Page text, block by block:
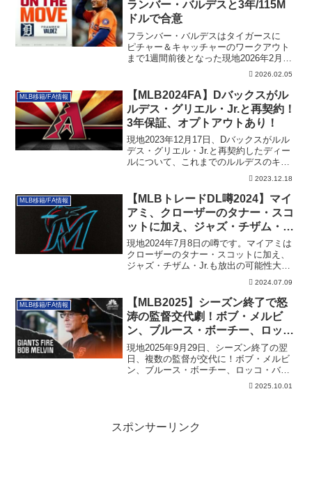
ランバー・バルデスと3年/115M
ドルで合意
フランバー・バルデスはタイガースに
ピチャー＆キャッチャーのワークアウト
まで1週間前後となった現地2026年2月4
2026.02.05
MLB移籍/FA情報
【MLB2024FA】Dバックスがル
ルデス・グリエル・Jr.と再契約！
3年保証、オプトアウトあり！
現地2023年12月17日、Dバックスがルル
デス・グリエル・Jr.と再契約したディー
ルについて、これまでのルルデスのキャ
リアとともに詳細を記載しています。
2023.12.18
MLB移籍/FA情報
【MLBトレードDL噂2024】マイ
アミ、クローザーのタナー・スコ
ットに加え、ジャズ・チザム・Jr.
も放出の可能性大
現地2024年7月8日の噂です。マイアミは
クローザーのタナー・スコットに加え、
ジャズ・チザム・Jr.も放出の可能性大で
2024.07.09
MLB移籍/FA情報
【MLB2025】シーズン終了で怒
涛の監督交代劇！ボブ・メルビ
ン、ブルース・ボーチー、ロッ
コ・バルデッリらが交代へ(追記)
現地2025年9月29日、シーズン終了の翌
日、複数の監督が交代に！ボブ・メルビ
ン、ブルース・ボーチー、ロッコ・バル
2025.10.01
スポンサーリンク